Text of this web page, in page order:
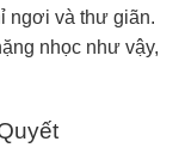
ngơi và thư giãn.
nhọc như vậy,